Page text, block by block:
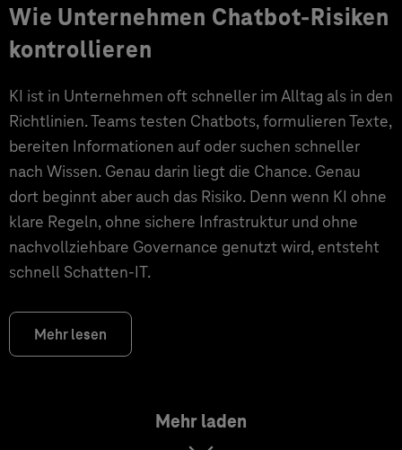
Wie Unternehmen Chatbot-Risiken
kontrollieren
KI ist in Unternehmen oft schneller im Alltag als in den
Richtlinien. Teams testen Chatbots, formulieren Texte,
bereiten Informationen auf oder suchen schneller
nach Wissen. Genau darin liegt die Chance. Genau
dort beginnt aber auch das Risiko. Denn wenn KI ohne
klare Regeln, ohne sichere Infrastruktur und ohne
nachvollziehbare Governance genutzt wird, entsteht
schnell Schatten-IT.
Mehr lesen
Mehr laden